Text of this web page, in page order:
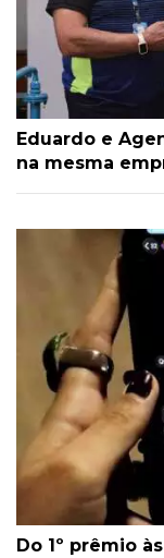
Eduardo e
na mesma
Do 1º prêmio